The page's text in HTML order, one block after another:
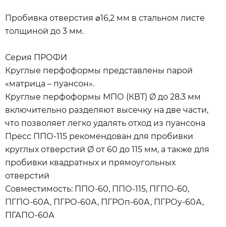
Пробивка отверстия ⌀16,2 мм в стальном листе
толщиной до 3 мм.
Серия ПРОФИ
Круглые перфоформы представлены парой
«матрица – пуансон».
Круглые перфоформы МПО (КВТ) Ø до 28.3 мм
включительно разделяют высечку на две части,
что позволяет легко удалять отход из пуансона
Пресс ППО-115 рекомендован для пробивки
круглых отверстий Ø от 60 до 115 мм, а также для
пробивки квадратных и прямоугольных
отверстий
Совместимость: ППО-60, ППО-115, ПГПО-60,
ПГПО-60А, ПГРО-60А, ПГРОп-60А, ПГРОу-60А,
ПГАПО-60А